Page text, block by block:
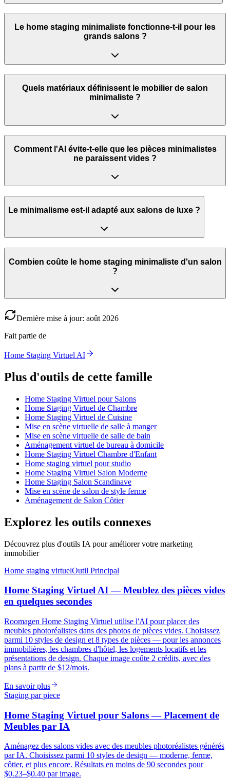
Le home staging minimaliste fonctionne-t-il pour les
grands salons ?
Quels matériaux définissent le mobilier de salon
minimaliste ?
Comment l'AI évite-t-elle que les pièces minimalistes
ne paraissent vides ?
Le minimalisme est-il adapté aux salons de luxe ?
Combien coûte le home staging minimaliste d'un salon
?
Dernière mise à jour: août 2026
Fait partie de
Home Staging Virtuel AI
Plus d'outils de cette famille
Home Staging Virtuel pour Salons
Home Staging Virtuel de Chambre
Home Staging Virtuel de Cuisine
Mise en scène virtuelle de salle à manger
Mise en scène virtuelle de salle de bain
Aménagement virtuel de bureau à domicile
Home Staging Virtuel Chambre d'Enfant
Home staging virtuel pour studio
Home Staging Virtuel Salon Moderne
Home Staging Salon Scandinave
Mise en scène de salon de style ferme
Aménagement de Salon Côtier
Explorez les outils connexes
Découvrez plus d'outils IA pour améliorer votre marketing
immobilier
Home staging virtuelOutil Principal
Home Staging Virtuel AI — Meublez des pièces vides
en quelques secondes
Roomagen Home Staging Virtuel utilise l'AI pour placer des
meubles photoréalistes dans des photos de pièces vides. Choisissez
parmi 10 styles de design et 8 types de pièces — pour les annonces
immobilières, les chambres d'hôtel, les logements locatifs et les
présentations de design. Chaque image coûte 2 crédits, avec des
plans à partir de $12/mois.
En savoir plus
Staging par piece
Home Staging Virtuel pour Salons — Placement de
Meubles par IA
Aménagez des salons vides avec des meubles photoréalistes générés
par IA. Choisissez parmi 10 styles de design — moderne, ferme,
côtier, et plus encore. Résultats en moins de 90 secondes pour
$0.23–$0.40 par image.